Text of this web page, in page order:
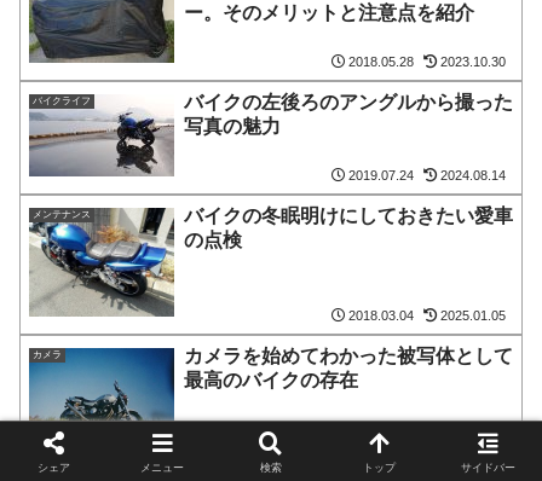
ー。そのメリットと注意点を紹介
2018.05.28 2023.10.30
バイクライフ
バイクの左後ろのアングルから撮った
写真の魅力
2019.07.24 2024.08.14
メンテナンス
バイクの冬眠明けにしておきたい愛車
の点検
2018.03.04 2025.01.05
カメラ
カメラを始めてわかった被写体として
最高のバイクの存在
ＤＩＹ バイクガレージを単管パイプを使って
シェア メニュー 検索 トップ サイドバー